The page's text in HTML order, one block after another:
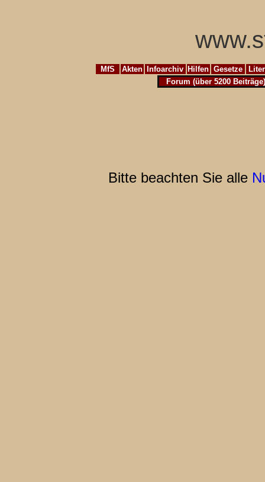
MfS Akten Infoarchiv Hilfen Gesetze
Forum (über 5200 Beiträge)
Bitte beachten Sie alle